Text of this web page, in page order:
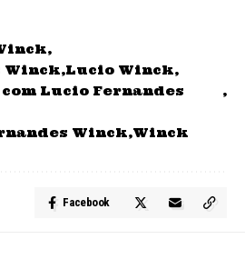
Winck Lucio Winck
Lucio Fernandes
Winck Winck
Facebook